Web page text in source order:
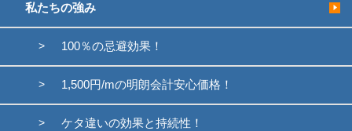
私たちの強み
100％の忌避効果！
1,500円/mの明朗会計安心価格！
ケタ違いの効果と持続性！